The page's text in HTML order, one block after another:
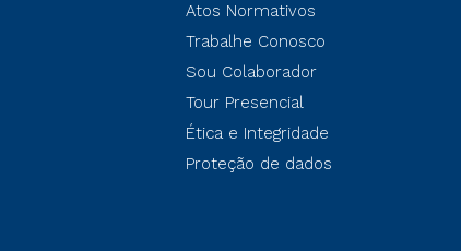
Atos Normativos
Trabalhe Conosco
Sou Colaborador
Tour Presencial
Ética e Integridade
Proteção de dados